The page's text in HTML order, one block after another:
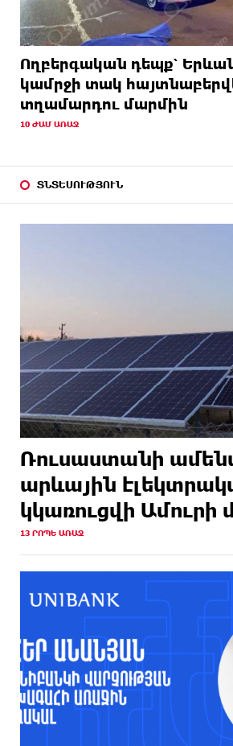
Ողբերգական դեպք՝
կամրջի տակ
տղամարդու մարմին
10 ԺԱՄ ԱՌԱՋ
ՏՆՏԵՍՈՒԹՅՈՒՆ
Ռուսաստանի
արևային
կկառուցվի Ամուրի
13 ՐՈՊԵ ԱՌԱՋ